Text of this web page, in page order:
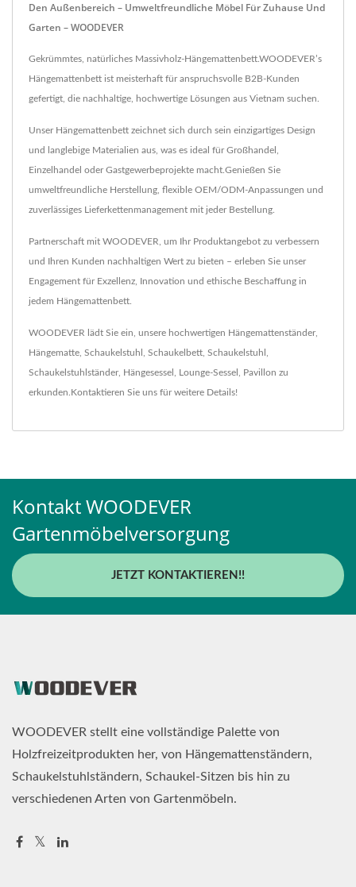
Den Außenbereich – Umweltfreundliche Möbel Für Zuhause Und
Garten – WOODEVER
Gekrümmtes, natürliches Massivholz-Hängemattenbett.WOODEVER’s
Hängemattenbett ist meisterhaft für anspruchsvolle B2B-Kunden
gefertigt, die nachhaltige, hochwertige Lösungen aus Vietnam suchen.
Unser Hängemattenbett zeichnet sich durch sein einzigartiges Design
und langlebige Materialien aus, was es ideal für Großhandel,
Einzelhandel oder Gastgewerbeprojekte macht.Genießen Sie
umweltfreundliche Herstellung, flexible OEM/ODM-Anpassungen und
zuverlässiges Lieferkettenmanagement mit jeder Bestellung.
Partnerschaft mit WOODEVER, um Ihr Produktangebot zu verbessern
und Ihren Kunden nachhaltigen Wert zu bieten – erleben Sie unser
Engagement für Exzellenz, Innovation und ethische Beschaffung in
jedem Hängemattenbett.
WOODEVER lädt Sie ein, unsere hochwertigen Hängemattenständer,
Hängematte, Schaukelstuhl , Schaukelbett, Schaukelstuhl ,
Schaukelstuhlständer, Hängesessel , Lounge-Sessel , Pavillon zu
erkunden. Kontaktieren Sie uns für weitere Details!
Kontakt WOODEVER
Gartenmöbelversorgung
JETZT KONTAKTIEREN!!
WOODEVER stellt eine vollständige Palette von
Holzfreizeitprodukten her, von Hängemattenständern,
Schaukelstuhlständern, Schaukel-Sitzen bis hin zu
verschiedenen Arten von Gartenmöbeln.